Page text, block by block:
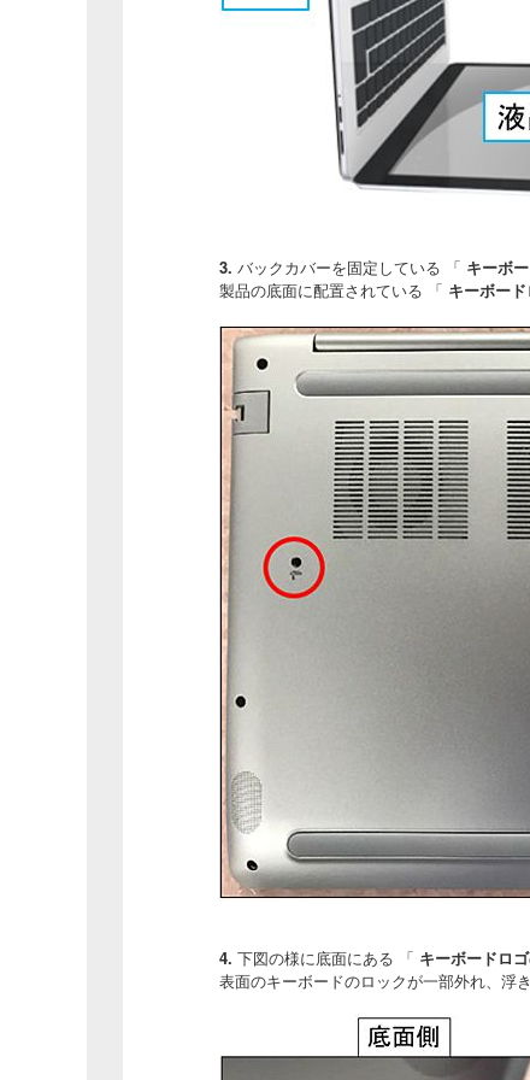
3. バックカバーを固定している 「 キーボ
製品の底面に配置されている 「 キーボー
4. 下図の様に底面にある 「 キーボードロ
表面のキーボードのロックが一部外れ、浮き